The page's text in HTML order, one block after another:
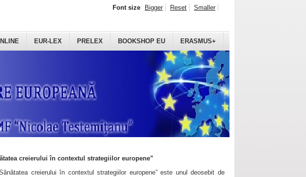
EUR-LEX PRELEX BOOKSHOP EU ERASMUS+
Font size Bigger Reset Smaller
creierului în contextul strategiilor europene”
creierului în contextul strategiilor europene” este unul deosebit de